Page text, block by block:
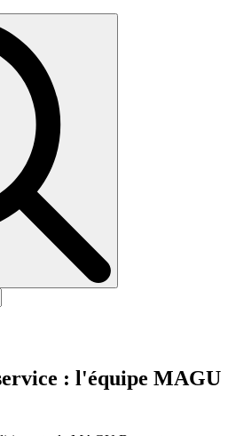
Rechercher
: l'équipe MAGU